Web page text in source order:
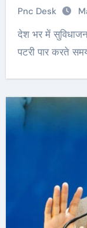
Pnc Desk
देश भर में सुविधाजनक पुलियाएँ बनाने का रेल मंत्री का निर्देश रेल
पटरी पार करते